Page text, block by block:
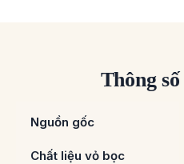
Thông
Nguồn gốc
Chất liệu vỏ bọc